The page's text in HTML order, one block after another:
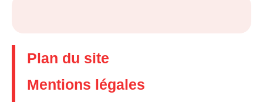
Plan du site
Mentions légales